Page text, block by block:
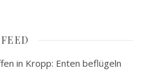
FEED
in Kropp: Enten beflügeln